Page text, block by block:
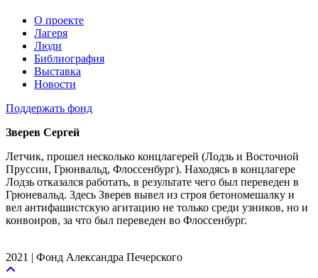
О проекте
Лагеря
Люди
Библиография
Выставка
Новости
Поддержать фонд
Зверев Сергей
Летчик, прошел несколько концлагерей (Лодзь и Восточной
Пруссии, Грюнвальд, Флоссенбург). Находясь в концлагере
Лодзь отказался работать, в результате чего был переведен в
Грюневальд. Здесь Зверев вывел из строя бетономешалку и
вел антифашистскую агитацию не только среди узников, но и
конвоиров, за что был переведен во Флоссенбург.
2021 | Фонд Александра Печерского